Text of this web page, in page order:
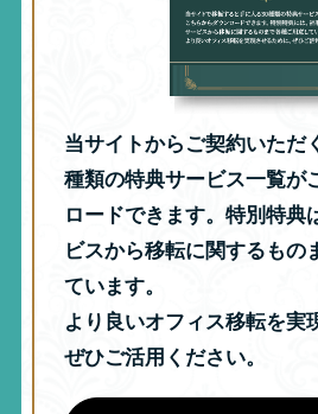
当サイトからご契約いただ
種類の特典サービス一覧が
ロードできます。特別特典
ビスから移転に関するもの
ています。
より良いオフィス移転を実
ぜひご活用ください。